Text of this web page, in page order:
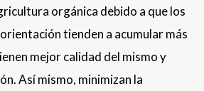
orgánica debido a que los
tienden a acumular más
mejor calidad del mismo y
Así mismo, minimizan la